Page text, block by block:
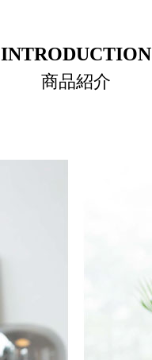
INTRODUCTION
商品紹介